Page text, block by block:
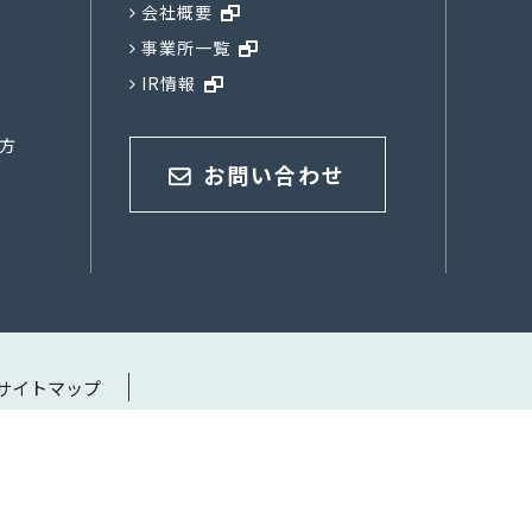
会社概要
事業所一覧
IR情報
お問い合わせ
イトマップ